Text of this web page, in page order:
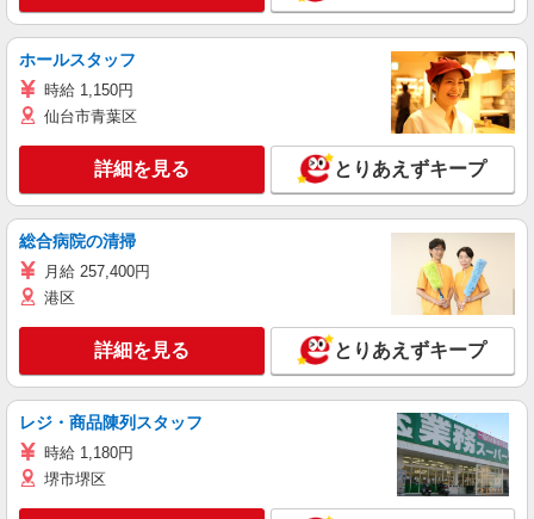
ホールスタッフ
時給 1,150円
仙台市青葉区
詳細を見る とりあえずキープ
総合病院の清掃
月給 257,400円
港区
詳細を見る とりあえずキープ
レジ・商品陳列スタッフ
時給 1,180円
堺市堺区